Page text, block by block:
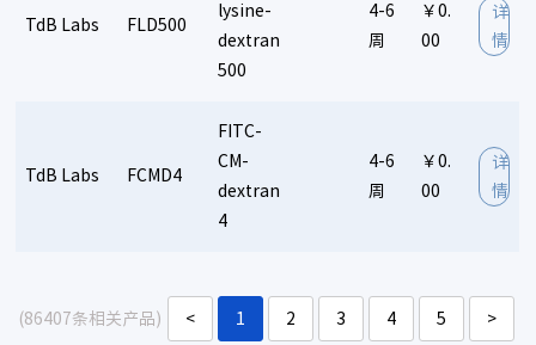
TdB Labs FLD500
lysine-
dextran
500
4-6
周
￥0.
00
详
情
TdB Labs FCMD4
FITC-
CM-
dextran
4
4-6
周
￥0.
00
详
情
(86407条相关产品) < 1 2 3 4 5 >